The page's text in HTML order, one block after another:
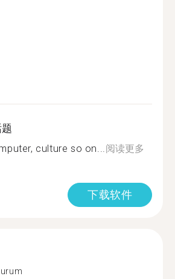
culture so on...阅读更多
下载软件